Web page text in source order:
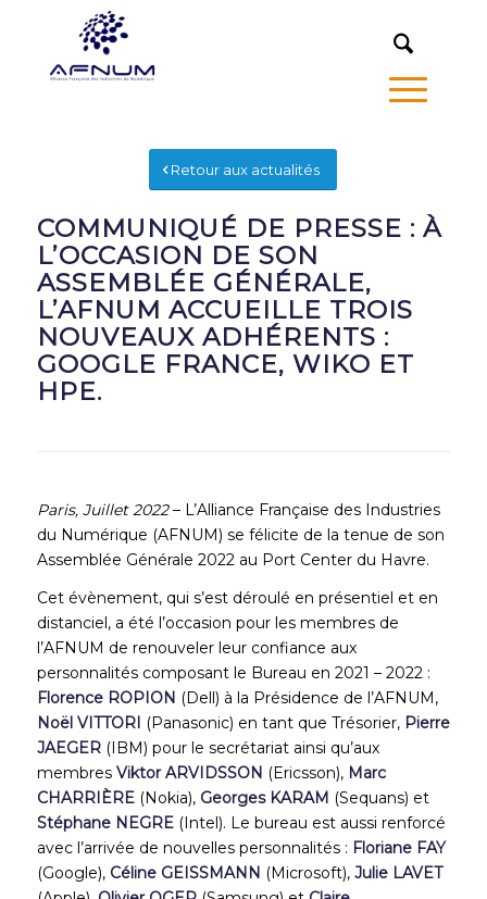
Retour aux actualités
COMMUNIQUÉ DE PRESSE : À
L’OCCASION DE SON
ASSEMBLÉE GÉNÉRALE,
L’AFNUM ACCUEILLE TROIS
NOUVEAUX ADHÉRENTS :
GOOGLE FRANCE, WIKO ET
HPE.
Paris, Juillet 2022– L’Alliance Française des Industries
du Numérique (AFNUM) se félicite de la tenue de son
Assemblée Générale 2022 au Port Center du Havre.
Cet évènement, qui s’est déroulé en présentiel et en
distanciel, a été l’occasion pour les membres de
l’AFNUM de renouveler leur confiance aux
personnalités composant le Bureau en 2021 – 2022 :
Florence ROPION (Dell) à la Présidence de l’AFNUM,
Noël VITTORI (Panasonic) en tant que Trésorier, Pierre
JAEGER(IBM) pour le secrétariat ainsi qu’aux
membres Viktor ARVIDSSON (Ericsson), Marc
CHARRIÈRE(Nokia), Georges KARAM (Sequans) et
Stéphane NEGRE(Intel). Le bureau est aussi renforcé
avec l’arrivée de nouvelles personnalités : Floriane FAY
(Google), Céline GEISSMANN (Microsoft), Julie LAVET